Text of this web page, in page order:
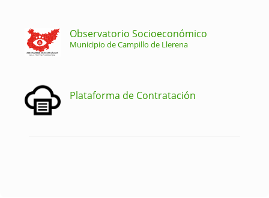
Observatorio Socioeconómico
Municipio de Campillo de Llerena
Plataforma de Contratación